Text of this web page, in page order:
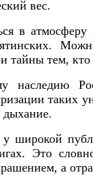
вес.
в
тайны тем,
наследию
таких
дыхание.
широкой
Это
а